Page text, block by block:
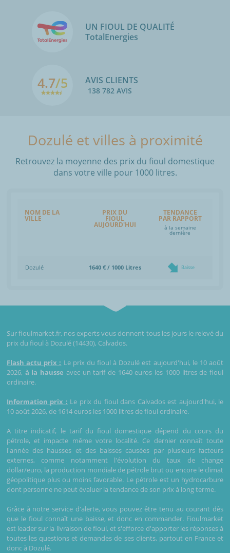
UN FIOUL DE QUALITÉ
TotalEnergies
4.7/5 AVIS CLIENTS
138 782 AVIS
Dozulé et villes à proximité
Retrouvez la moyenne des prix du fioul domestique
dans votre ville pour 1000 litres.
NOM DE LA
VILLE
PRIX DU
FIOUL
AUJOURD'HUI
TENDANCE
PAR RAPPORT
à la semaine
dernière
Dozulé 1640 € / 1000 Litres Baisse
Sur fioulmarket.fr, nos experts vous donnent tous les jours le relevé du
prix du fioul à Dozulé (14430), Calvados.
Flash actu prix : Le prix du fioul à Dozulé est aujourd'hui, le 10 août
2026, à la hausse avec un tarif de 1640 euros les 1000 litres de fioul
ordinaire.
Information prix : Le prix du fioul dans Calvados est aujourd'hui, le
10 août 2026, de 1614 euros les 1000 litres de fioul ordinaire.
A titre indicatif, le tarif du fioul domestique dépend du cours du
pétrole, et impacte même votre localité. Ce dernier connaît toute
l'année des hausses et des baisses causées par plusieurs facteurs
externes, comme notamment l'évolution du taux de change
dollar/euro, la production mondiale de pétrole brut ou encore le climat
géopolitique plus ou moins favorable. Le pétrole est un hydrocarbure
dont personne ne peut évaluer la tendance de son prix à long terme.
Grâce à notre service d'alerte, vous pouvez être tenu au courant dès
que le fioul connaît une baisse, et donc en commander. Fioulmarket
est leader sur la livraison de fioul, et s'efforce d'apporter les réponses à
toutes les questions et demandes de ses clients, partout en France et
donc à Dozulé.